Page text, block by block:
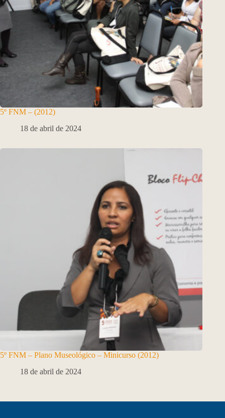
5º FNM – (2012)
18 de abril de 2024
5º FNM – Plano Museológico – Minicurso (2012)
18 de abril de 2024